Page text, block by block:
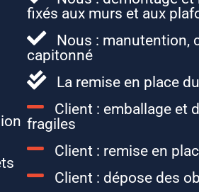
fixés aux murs et aux
Nous : manutention,
capitonné
La remise en place
Client : emballage et
fragiles
Client : remise en
Client : dépose des